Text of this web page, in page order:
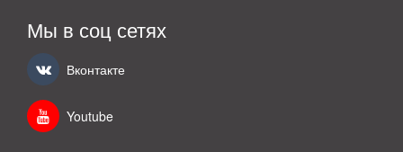
Мы в соц сетях
Вконтакте
Youtube